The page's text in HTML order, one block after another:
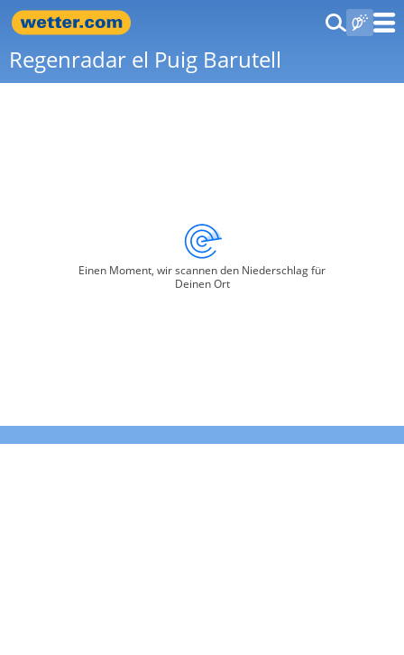
Regenradar el Puig Barutell
Einen Moment, wir scannen den Niederschlag für
Deinen Ort